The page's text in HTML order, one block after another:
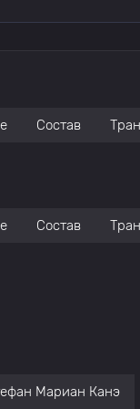
Состав
Состав
Мариан Канэ